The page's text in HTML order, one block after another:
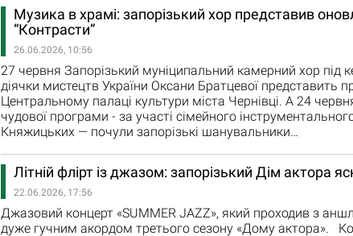
Музика в храмі: запорізький хор представив
“Контрасти”
26.06.2026, 10:56
27 червня Запорізький муніципальний камерний хор під
діячки мистецтв України Оксани Братцевої представить
Центральному палаці культури міста Чернівці. А 24
чудової програми - за участі сімейного
Княжицьких — почули запорізькі шанувальники…
Літній флірт із джазом: запорізький Дім актора
22.06.2026, 17:56
Джазовий концерт «SUMMER JAZZ», який проходив з
дуже гучним акордом третього сезону «Дому актора».